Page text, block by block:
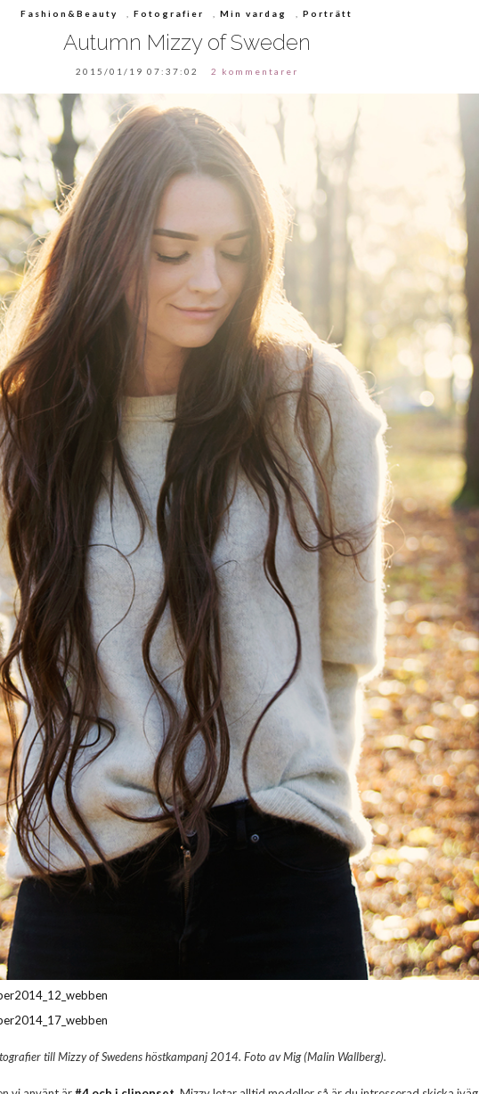
Fashion&Beauty ,Fotografier ,Min vardag ,Porträtt
Autumn Mizzy of Sweden
2015/01/19 07:37:02 2 kommentarer
till Mizzy of Swedens höstkampanj 2014. Foto av Mig (Malin Wallberg).